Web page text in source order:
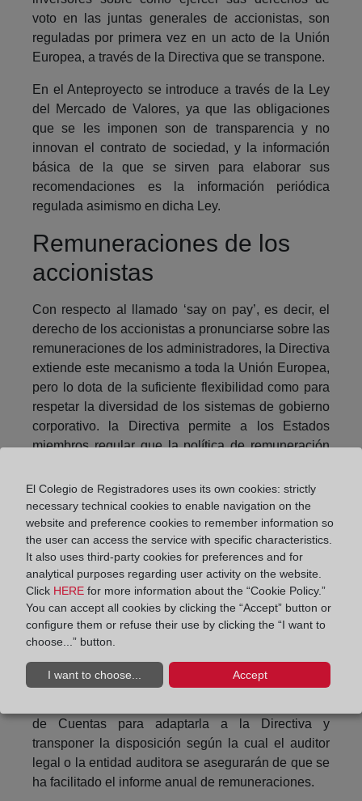
voto en las juntas generales de accionistas, son
reguladas por primera vez en un acto de la Unión
Europea, a través de la Directiva que se transpone.
En el Anteproyecto se introduce a través de la Ley
del Mercado de Valores, ya que las obligaciones
que se les imponen son de transparencia y no
innovan el contrato de sociedad, y la información
básica de la que se sirven para elaborar sus
recomendaciones es la información periódica
regulada asimismo en dicha Ley.
Remuneraciones de los
accionistas
Con respecto al llamado ‘say on pay’, es decir, el
derecho de los accionistas a pronunciarse sobre las
remuneraciones de los administradores, la Directiva
extiende este mecanismo a toda la Unión Europea,
pero lo dota de la suficiente flexibilidad como para
respetar la diversidad de los sistemas de gobierno
corporativo. la Directiva permite a los Estados
miembros regular que la política de remuneración
aprobada por la junta de accionistas, o que el voto
de esta tenga meramente efectos consultivos.
La regulación nacional vigente en España es más
exigente, estableciendo un plazo de tres años y
configurando el voto de la junta como vinculante,
pero se introduce sin embargo alguna modificación
de cierta relevancia en el informe anual de
remuneraciones, cuyo contenido pasa a ser más
de la Directiva.
de Cuentas para adaptarla a la Directiva y
transponer la disposición según la cual el auditor
legal o la entidad auditora se asegurarán de que se
ha facilitado el informe anual de remuneraciones.
El Colegio de Registradores uses its own cookies: strictly
necessary technical cookies to enable navigation on the
website and preference cookies to remember information so
the user can access the service with specific characteristics.
It also uses third-party cookies for preferences and for
analytical purposes regarding user activity on the website.
Click HERE for more information about the “Cookie Policy.”
You can accept all cookies by clicking the “Accept” button or
configure them or refuse their use by clicking the “I want to
choose...” button.
I want to choose... Accept